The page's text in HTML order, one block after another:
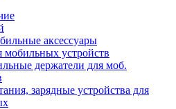
аксессуары
мобильных устройств
держатели для моб.
зарядные устройства для